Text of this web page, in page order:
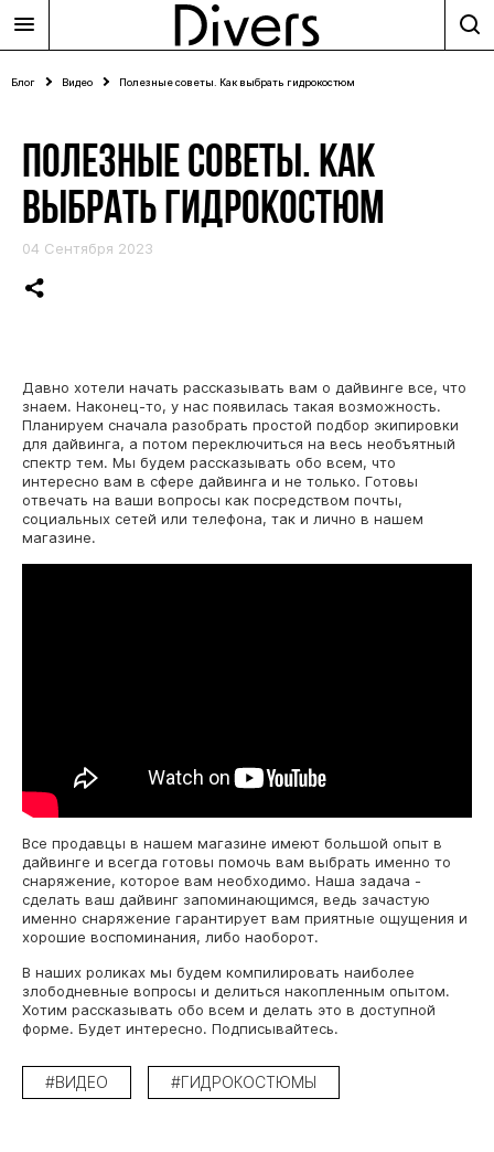
Блог Видео Полезные советы. Как выбрать гидрокостюм
ПОЛЕЗНЫЕ СОВЕТЫ. КАК
ВЫБРАТЬ ГИДРОКОСТЮМ
04 Сентября 2023
Давно хотели начать рассказывать вам о дайвинге все, что
знаем. Наконец-то, у нас появилась такая возможность.
Планируем сначала разобрать простой подбор экипировки
для дайвинга, а потом переключиться на весь необъятный
спектр тем. Мы будем рассказывать обо всем, что
интересно вам в сфере дайвинга и не только. Готовы
отвечать на ваши вопросы как посредством почты,
социальных сетей или телефона, так и лично в нашем
магазине.
Все продавцы в нашем магазине имеют большой опыт в
дайвинге и всегда готовы помочь вам выбрать именно то
снаряжение, которое вам необходимо. Наша задача -
сделать ваш дайвинг запоминающимся, ведь зачастую
именно снаряжение гарантирует вам приятные ощущения и
хорошие воспоминания, либо наоборот.
В наших роликах мы будем компилировать наиболее
злободневные вопросы и делиться накопленным опытом.
Хотим рассказывать обо всем и делать это в доступной
форме. Будет интересно. Подписывайтесь.
#ВИДЕО #ГИДРОКОСТЮМЫ